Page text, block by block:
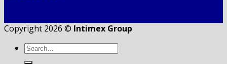
Copyright 2026 © Intimex Group